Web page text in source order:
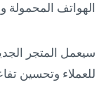
الهواتف المحمولة
سيعمل المتجر
للعملاء وتحسين